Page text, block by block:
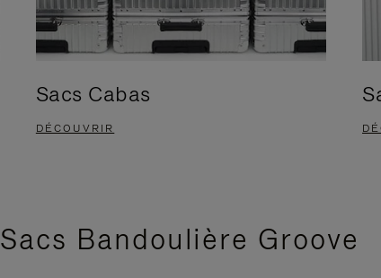
Sacs Cabas
DÉCOUVRIR
Sacs Bandoulière Groove